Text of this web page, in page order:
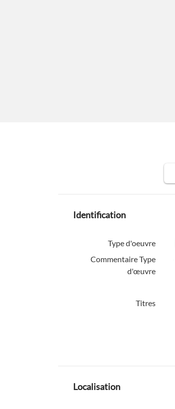
Identification
Type d'oeuvre
Commentaire Type
d'œuvre
Titres
Localisation